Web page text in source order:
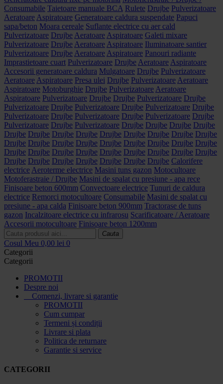
Consumabile Taietoare manuale BCA Rulete Drujbe Pulverizatoare
Aeratoare Aspiratoare Generatoare caldura suspendate Papuci
sapa/beton Moara cereale Suflante electrice cu aer cald
Pulverizatoare Drujbe Aeratoare Aspiratoare Galeti mixare
Pulverizatoare Drujbe Aeratoare Aspiratoare Iluminatoare santier
Pulverizatoare Drujbe Aeratoare Aspiratoare Panouri radiante
Imprastietoare cuart Pulverizatoare Drujbe Aeratoare Aspiratoare
Accesorii generatoare caldura Mulgatoare Drujbe Pulverizatoare
Aeratoare Aspiratoare Presa ulei Drujbe Pulverizatoare Aeratoare
Aspiratoare Motoburghie Drujbe Pulverizatoare Aeratoare
Aspiratoare Pulverizatoare Drujbe Drujbe Pulverizatoare Drujbe
Pulverizatoare Drujbe Pulverizatoare Drujbe Pulverizatoare Drujbe
Pulverizatoare Drujbe Pulverizatoare Drujbe Pulverizatoare Drujbe
Pulverizatoare Drujbe Pulverizatoare Drujbe Drujbe Drujbe Drujbe
Drujbe Drujbe Drujbe Drujbe Drujbe Drujbe Drujbe Drujbe Drujbe
Drujbe Drujbe Drujbe Drujbe Drujbe Drujbe Drujbe Drujbe Drujbe
Drujbe Drujbe Drujbe Drujbe Drujbe Drujbe Drujbe Drujbe Drujbe
Drujbe Drujbe Drujbe Drujbe Drujbe Drujbe Drujbe Calorifere
electrice Aeroterme electrice Masini tuns gazon Motocultoare
Motoferastraie / Drujbe Masini de spalat cu presiune - apa rece
Finisoare beton 600mm Convectoare electrice Tunuri de caldura
electrice Remorci motocultoare Consumabile Masini de spalat cu
presiune - apa calda Finisoare beton 900mm Tractorase de tuns
gazon Incalzitoare electrice cu infrarosu Scarificatoare / Aeratoare
Accesorii motocultoare Finisoare beton 1200mm
Cauta
Cosul Meu 0,00 lei 0
Categorii
Categorii
PROMOTII
Despre noi
Comenzi, livrare si garantie
PROMOTII
Cum cumpar
Termeni și condiții
Livrare si plata
Politica de returnare
Garantie si service
CATEGORII